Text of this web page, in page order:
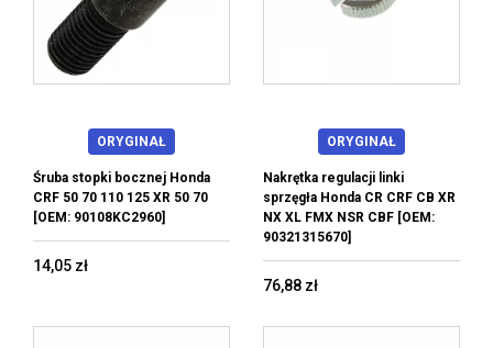
ORYGINAŁ
Śruba stopki bocznej Honda
CRF 50 70 110 125 XR 50 70
[OEM: 90108KC2960]
14,05 zł
ORYGINAŁ
Nakrętka regulacji linki
sprzęgła Honda CR CRF CB XR
NX XL FMX NSR CBF [OEM:
90321315670]
76,88 zł